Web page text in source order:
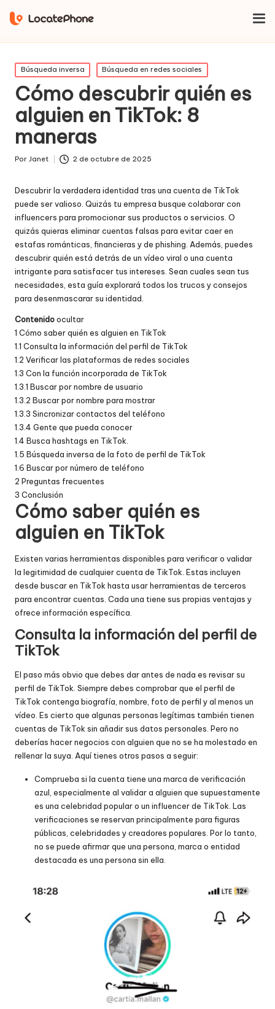
Inicio Búsqueda en redes sociales
alguien en TikTok: 8 maneras
Publicado
en
Búsqueda inversa Búsqueda en redes sociales
Cómo descubrir quién es
alguien en TikTok: 8
maneras
Publicado
Por Janet 2 de octubre de 2025
Descubrir la verdadera identidad tras una cuenta de TikTok
puede ser valioso. Quizás tu empresa busque colaborar con
influencers para promocionar sus productos o servicios. O
quizás quieras eliminar cuentas falsas para evitar caer en
estafas románticas, financieras y de phishing. Además, puedes
descubrir quién está detrás de un vídeo viral o una cuenta
intrigante para satisfacer tus intereses. Sean cuales sean tus
necesidades, esta guía explorará todos los trucos y consejos
para desenmascarar su identidad.
Contenidoocultar
1 Cómo saber quién es alguien en TikTok
1.1 Consulta la información del perfil de TikTok
1.2 Verificar las plataformas de redes sociales
1.3 Con la función incorporada de TikTok
1.3.1 Buscar por nombre de usuario
1.3.2 Buscar por nombre para mostrar
1.3.3 Sincronizar contactos del teléfono
1.3.4 Gente que pueda conocer
1.4 Busca hashtags en TikTok.
1.5 Búsqueda inversa de la foto de perfil de TikTok
1.6 Buscar por número de teléfono
2 Preguntas frecuentes
3 Conclusión
Cómo saber quién es
alguien en TikTok
Existen varias herramientas disponibles para verificar o validar
la legitimidad de cualquier cuenta de TikTok. Estas incluyen
desde buscar en TikTok hasta usar herramientas de terceros
para encontrar cuentas. Cada una tiene sus propias ventajas y
ofrece información específica.
Consulta la información del perfil de
TikTok
El paso más obvio que debes dar antes de nada es revisar su
perfil de TikTok. Siempre debes comprobar que el perfil de
TikTok contenga biografía, nombre, foto de perfil y al menos un
vídeo. Es cierto que algunas personas legítimas también tienen
cuentas de TikTok sin añadir sus datos personales. Pero no
deberías hacer negocios con alguien que no se ha molestado en
rellenar la suya. Aquí tienes otros pasos a seguir:
Comprueba si la cuenta tiene una marca de verificación
azul, especialmente al validar a alguien que supuestamente
es una celebridad popular o un influencer de TikTok. Las
verificaciones se reservan principalmente para figuras
públicas, celebridades y creadores populares. Por lo tanto,
no se puede afirmar que una persona, marca o entidad
destacada es una persona sin ella.